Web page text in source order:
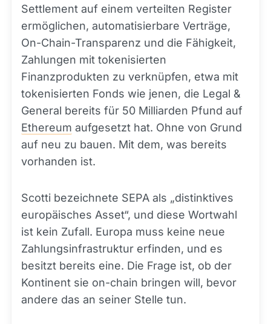
Settlement auf einem verteilten Register
ermöglichen, automatisierbare Verträge,
On-Chain-Transparenz und die Fähigkeit,
Zahlungen mit tokenisierten
Finanzprodukten zu verknüpfen, etwa mit
tokenisierten Fonds wie jenen, die Legal &
General bereits für 50 Milliarden Pfund auf
Ethereum aufgesetzt hat. Ohne von Grund
auf neu zu bauen. Mit dem, was bereits
vorhanden ist.
Scotti bezeichnete SEPA als „distinktives
europäisches Asset“, und diese Wortwahl
ist kein Zufall. Europa muss keine neue
Zahlungsinfrastruktur erfinden, und es
besitzt bereits eine. Die Frage ist, ob der
Kontinent sie on-chain bringen will, bevor
andere das an seiner Stelle tun.